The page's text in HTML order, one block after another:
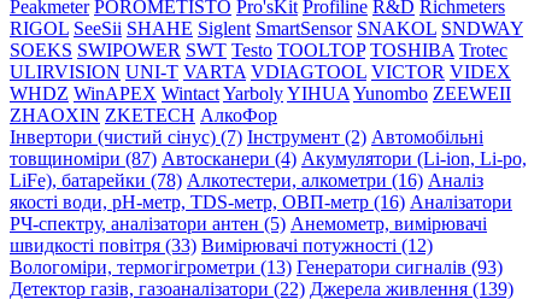
Peakmeter POROMETISTO Pro'sKit Profiline R&D Richmeters
RIGOL SeeSii SHAHE Siglent SmartSensor SNAKOL SNDWAY
SOEKS SWIPOWER SWT Testo TOOLTOP TOSHIBA Trotec
ULIRVISION UNI-T VARTA VDIAGTOOL VICTOR VIDEX
WHDZ WinAPEX WintactYarbolyYIHUAYunombo ZEEWEII
ZHAOXIN ZKETECH АлкоФор
Інвертори (чистий сінус) (7) Інструмент (2) Автомобільні
товщиноміри (87) Автосканери (4) Акумулятори (Li-ion, Li-po,
LiFe), батарейки (78) Алкотестери, алкометри (16) Аналіз
якості води, pH-метр, TDS-метр, ОВП-метр (16) Аналізатори
РЧ-спектру, аналізатори антен (5) Анемометр, вимірювачі
швидкості повітря (33) Вимірювачі потужності (12)
Вологоміри, термогігрометри (13) Генератори сигналів (93)
Детектор газів, газоаналізатори (22) Джерела живлення (139)